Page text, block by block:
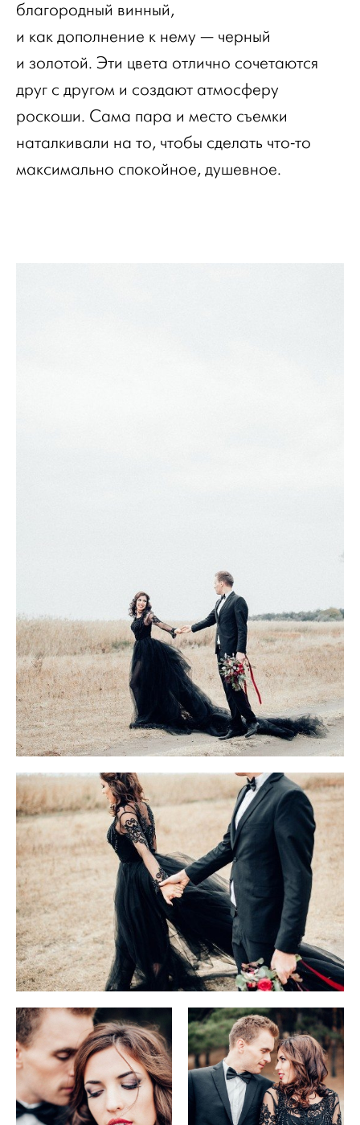
благородный винный,
и как дополнение к нему — черный
и золотой. Эти цвета отлично сочетаются
друг с другом и создают атмосферу
роскоши. Сама пара и место съемки
наталкивали на то, чтобы сделать что-то
максимально спокойное, душевное.